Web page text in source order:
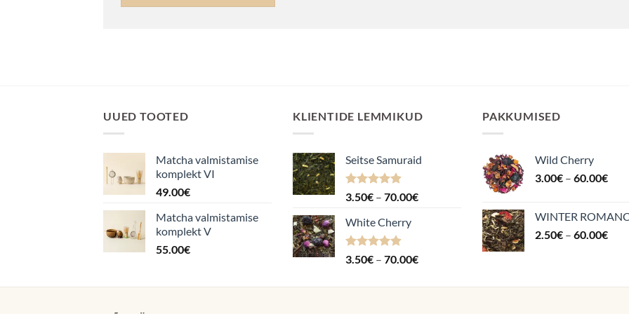
UUED TOOTED
Matcha valmistamise
komplekt VI
49.00€
Matcha valmistamise
komplekt V
55.00€
KLIENTIDE LEMMIKUD
Seitse Samuraid
Hinnanguga
3.50€ – 70.00€Hinnavahemik:
White Cherry
Hinnanguga
3.50€ – 70.00€Hinnavahemik:
kuni
PAKKUMISED
Wild Cherry
3.00€ – 60.00€
WINTER
2.50€ – 60.00€